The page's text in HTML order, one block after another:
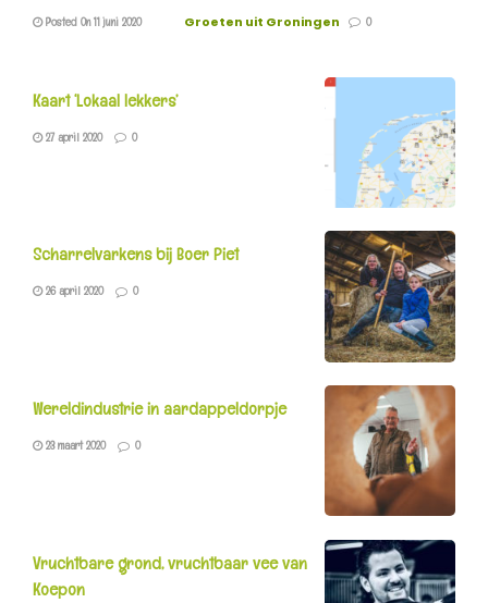
Posted On 11 juni 2020 Groeten uit Groningen 0
Kaart ‘Lokaal lekkers’
27 april 2020 0
Scharrelvarkens bij Boer Piet
26 april 2020 0
Wereldindustrie in aardappeldorpje
23 maart 2020 0
Vruchtbare grond, vruchtbaar vee van
Koepon